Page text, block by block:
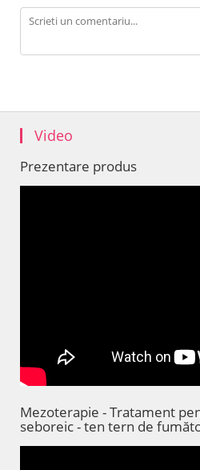
Video
Prezentare produs
Mezoterapie - Tratament
seboreic - ten tern de